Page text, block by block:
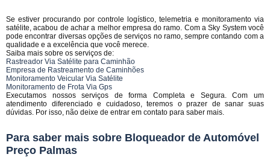
Se estiver procurando por controle logístico, telemetria e monitoramento via
satélite, acabou de achar a melhor empresa do ramo. Com a Sky System você
pode encontrar diversas opções de serviços no ramo, sempre contando com a
qualidade e a excelência que você merece.
Saiba mais sobre os serviços de:
Rastreador Via Satélite para Caminhão
Empresa de Rastreamento de Caminhões
Monitoramento Veicular Via Satélite
Monitoramento de Frota Via Gps
Executamos nossos serviços de forma Completa e Segura. Com um
atendimento diferenciado e cuidadoso, teremos o prazer de sanar suas
dúvidas. Por isso, não deixe de entrar em contato para saber mais.
Para saber mais sobre Bloqueador de Automóvel
Preço Palmas